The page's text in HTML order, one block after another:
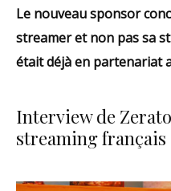
Le nouveau sponsor
streamer et non pas sa
était déjà en partenariat
Interview de
streaming français